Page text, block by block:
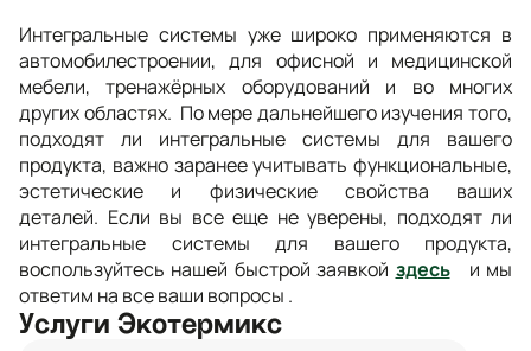
Интегральные системы уже широко применяются в
автомобилестроении, для офисной и медицинской
мебели, тренажёрных оборудований и во многих
других областях. По мере дальнейшего изучения того,
подходят ли интегральные системы для вашего
продукта, важно заранее учитывать функциональные,
эстетические и физические свойства ваших
деталей. Если вы все еще не уверены, подходят ли
интегральные системы для вашего продукта,
воспользуйтесь нашей быстрой заявкой здесьи мы
ответим на все ваши вопросы .
Услуги Экотермикс